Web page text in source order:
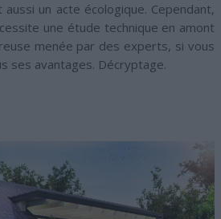
un acte écologique. Cependant,
une étude technique en amont
menée par des experts, si vous
ses avantages. Décryptage.